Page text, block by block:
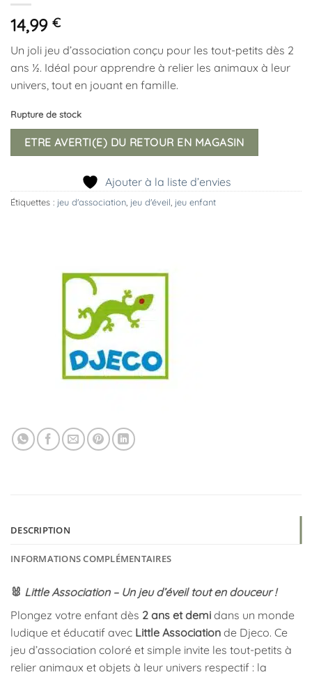
14,99 €
Un joli jeu d’association conçu pour les tout-petits dès 2
ans ½. Idéal pour apprendre à relier les animaux à leur
univers, tout en jouant en famille.
Rupture de stock
ETRE AVERTI(E) DU RETOUR EN MAGASIN
Ajouter à la liste d’envies
Étiquettes : jeu d'association jeu d'éveil jeu enfant
DESCRIPTION
INFORMATIONS COMPLÉMENTAIRES
🐰 Little Association – Un jeu d’éveil tout en douceur !
Plongez votre enfant dès 2 ans et demi dans un monde
ludique et éducatif avec Little Association de Djeco. Ce
jeu d’association coloré et simple invite les tout-petits à
relier animaux et objets à leur univers respectif : la